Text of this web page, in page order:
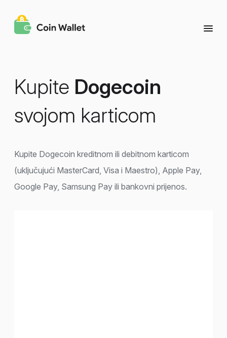
Kupite Dogecoin
svojom karticom
Kupite Dogecoin kreditnom ili debitnom karticom
(uključujući MasterCard, Visa i Maestro), Apple Pay,
Google Pay, Samsung Pay ili bankovni prijenos.